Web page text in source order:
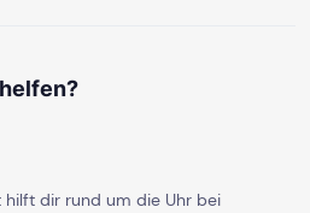
hilft dir rund um die Uhr bei